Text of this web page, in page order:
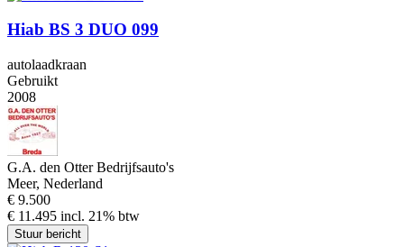
Hiab BS 3 DUO 099
autolaadkraan
Gebruikt
2008
G.A. den Otter Bedrijfsauto's
Meer, Nederland
€ 9.500
€ 11.495 incl. 21% btw
Stuur bericht